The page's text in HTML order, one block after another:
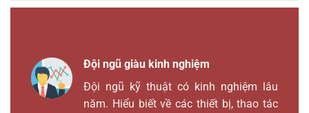
Đội ngũ giàu kinh nghiệm
Đội ngũ kỹ thuật có kinh nghiệm lâu
năm. Hiểu biết về các thiết bị, thao tác